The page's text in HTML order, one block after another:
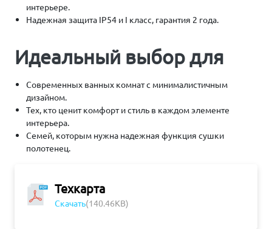
Техкарта
Скачать(140.46KB)
интерьере.
Надежная защита IP54 и I класс, гарантия 2 года.
Идеальный выбор для
Современных ванных комнат с минималистичным
дизайном.
Тех, кто ценит комфорт и стиль в каждом элементе
интерьера.
Семей, которым нужна надежная функция сушки
полотенец.